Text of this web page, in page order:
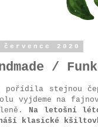
2020
/
pořídila stejnou
vyjdeme na
Na letošní
klasické